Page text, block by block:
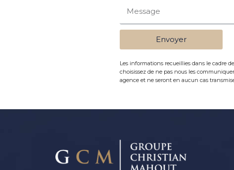
Envoyer
Les informations recueillies dans le cadre
choisissez de ne pas nous les
agence et ne seront en aucun cas